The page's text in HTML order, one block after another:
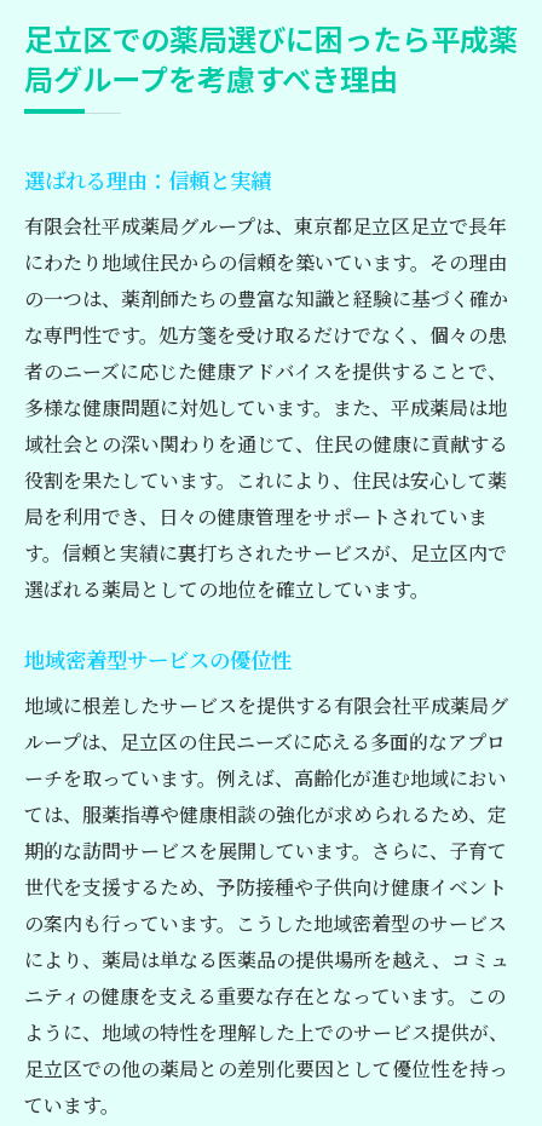
足立区での薬局選びに困ったら平成薬
局グループを考慮すべき理由
選ばれる理由：信頼と実績
有限会社平成薬局グループは、東京都足立区足立で長年
にわたり地域住民からの信頼を築いています。その理由
の一つは、薬剤師たちの豊富な知識と経験に基づく確か
な専門性です。処方箋を受け取るだけでなく、個々の患
者のニーズに応じた健康アドバイスを提供することで、
多様な健康問題に対処しています。また、平成薬局は地
域社会との深い関わりを通じて、住民の健康に貢献する
役割を果たしています。これにより、住民は安心して薬
局を利用でき、日々の健康管理をサポートされていま
す。信頼と実績に裏打ちされたサービスが、足立区内で
選ばれる薬局としての地位を確立しています。
地域密着型サービスの優位性
地域に根差したサービスを提供する有限会社平成薬局グ
ループは、足立区の住民ニーズに応える多面的なアプロ
ーチを取っています。例えば、高齢化が進む地域におい
ては、服薬指導や健康相談の強化が求められるため、定
期的な訪問サービスを展開しています。さらに、子育て
世代を支援するため、予防接種や子供向け健康イベント
の案内も行っています。こうした地域密着型のサービス
により、薬局は単なる医薬品の提供場所を越え、コミュ
ニティの健康を支える重要な存在となっています。この
ように、地域の特性を理解した上でのサービス提供が、
足立区での他の薬局との差別化要因として優位性を持っ
ています。